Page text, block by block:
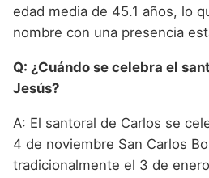
edad media de 45.1 años, lo
nombre con una presencia
Q: ¿Cuándo se celebra el
Jesús?
A: El santoral de Carlos se
4 de noviembre San Carlos
tradicionalmente el 3 de